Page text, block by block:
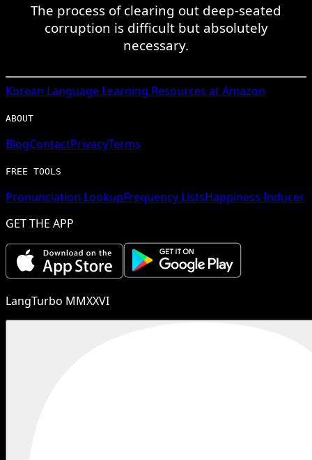
The process of clearing out deep-seated
corruption is difficult but absolutely
necessary.
Korean Language Learning Resources at Amazon
ABOUT
BlogContactPrivacyTerms
FREE TOOLS
Pronunciation LookupFrequency ListsHappiness Inducer
GET THE APP
LangTurbo MMXXVI